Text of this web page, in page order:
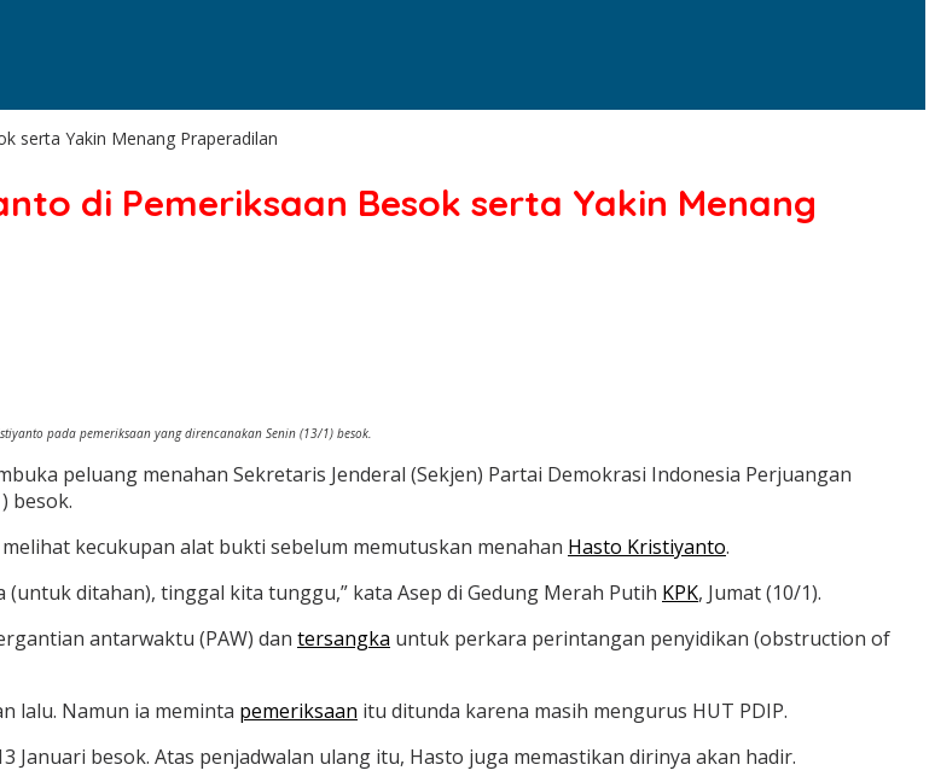
serta Yakin Menang Praperadilan
di Pemeriksaan Besok serta Yakin Menang
pada pemeriksaan yang direncanakan Senin (13/1) besok.
peluang menahan Sekretaris Jenderal (Sekjen) Partai Demokrasi Indonesia Perjuangan
besok.
kecukupan alat bukti sebelum memutuskan menahan Hasto Kristiyanto.
ditahan), tinggal kita tunggu,” kata Asep di Gedung Merah Putih KPK, Jumat (10/1).
antarwaktu (PAW) dan tersangka untuk perkara perintangan penyidikan (obstruction of
lalu. Namun ia meminta pemeriksaan itu ditunda karena masih mengurus HUT PDIP.
Januari besok. Atas penjadwalan ulang itu, Hasto juga memastikan dirinya akan hadir.